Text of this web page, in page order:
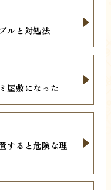
ルと対処法
屋敷になった
すると危険な理